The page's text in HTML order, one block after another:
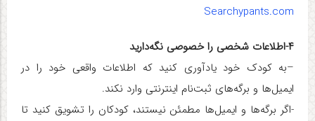
Searchypants.com
۴-اطلاعات شخصی را خصوصی نگه‌دارید
–به کودک خود یادآوری کنید که اطلاعات واقعی خود را در
ایمیل‌ها و برگه‌های ثبت‌نام اینترنتی وارد نکند.
-اگر برگه‌ها و ایمیل‌ها مطمئن نیستند، کودکان را تشویق کنید تا